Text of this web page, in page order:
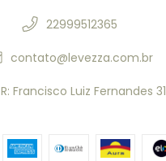
22999512365
contato@levezza.com.br
R: Francisco Luiz Fernandes 31